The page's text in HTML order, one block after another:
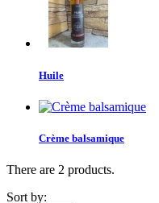
Huile
Crème balsamique
There are 2 products.
Sort by: